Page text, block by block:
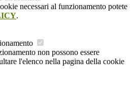
necessari al funzionamento potete
.
non possono essere
l'elenco nella pagina della cookie